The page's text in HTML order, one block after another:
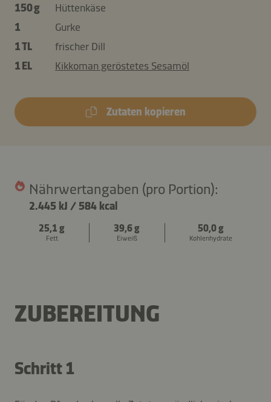
150 g
Hüttenkäse
1
Gurke
1 TL
frischer Dill
1 EL
Kikkoman geröstetes Sesamöl
Zutaten kopieren
Nährwertangaben (pro Portion):
2.445 kJ / 584 kcal
25,1 g
Fett
39,6 g
Eiweiß
50,0 g
Kohlenhydrate
ZUBEREITUNG
Schritt 1